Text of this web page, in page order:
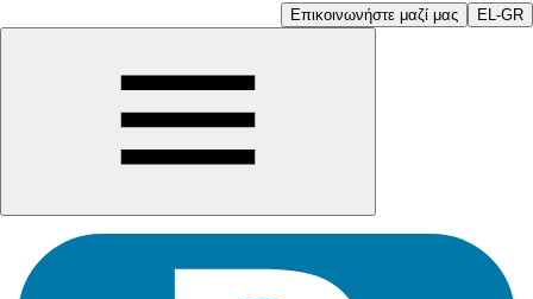
Επικοινωνήστε μαζί μας EL-GR